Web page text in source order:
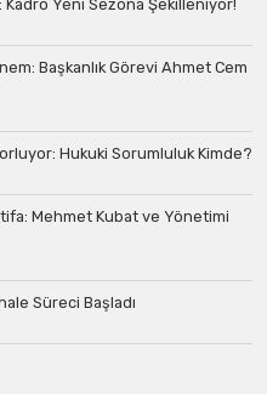
Yeni Sezona Şekilleniyor!
Başkanlık Görevi Ahmet Cem
Hukuki Sorumluluk Kimde?
Mehmet Kubat ve Yönetimi
Süreci Başladı